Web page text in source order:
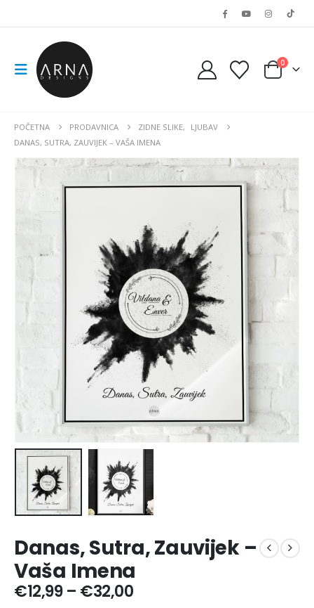
0
POČETNA PRODAVNICA ZIDNE SLIKE,
LJUBAV
DANAS, SUTRA, ZAUVIJEK – VAŠA IMENA
Danas, Sutra, Zauvijek –
Vaša Imena
€12,99 – €32,00Price